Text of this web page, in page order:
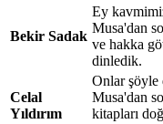
Bekir Sadak
Ey
Musa'dan
ve hakka
dinledik.
Celal
Yıldırım
Onlar şöyle
Musa'dan
kitapları